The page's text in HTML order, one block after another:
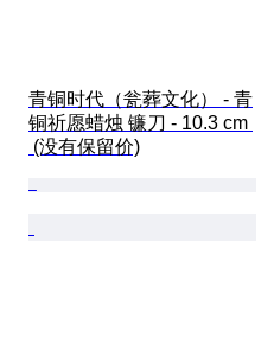
青铜时代（瓮葬文化） - 青
铜祈愿蜡烛 镰刀 - 10.3 cm
(没有保留价)